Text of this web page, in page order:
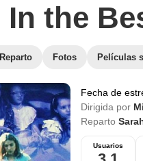
In the
Reparto Fotos Películas
Fecha de
Dirigida por
Reparto
Usuarios